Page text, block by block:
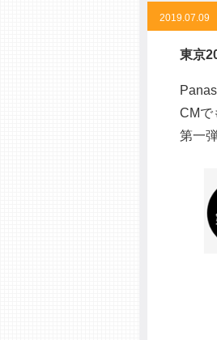
2019.07.09
東京
CMで
第一